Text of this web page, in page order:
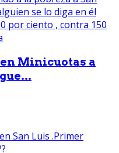
Minicuotas a